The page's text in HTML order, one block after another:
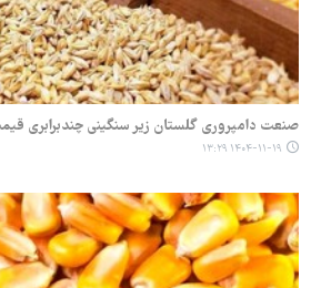
صنعت دامپروری گلستان زیر سنگینی چندبرابری
۱۴۰۴-۱۱-۱۹ ۱۳:۲۹